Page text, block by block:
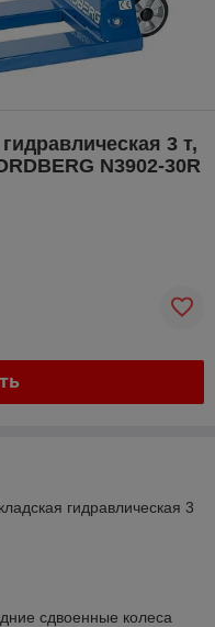
3 т,
N3902-30R
гидравлическая 3
сдвоенные колеса